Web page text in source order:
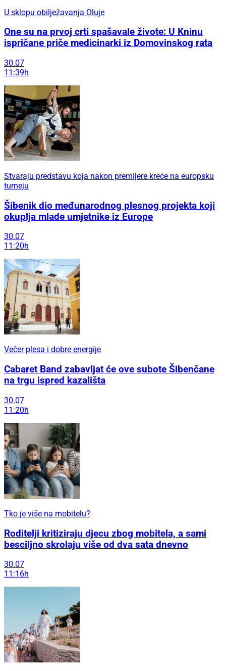
U sklopu obilježavanja Oluje
One su na prvoj crti spašavale živote: U Kninu
ispričane priče medicinarki iz Domovinskog rata
30.07
11:39h
Stvaraju predstavu koja nakon premijere kreće na europsku
turneju
Šibenik dio međunarodnog plesnog projekta koji
okuplja mlade umjetnike iz Europe
30.07
11:20h
Večer plesa i dobre energije
Cabaret Band zabavljat će ove subote Šibenčane
na trgu ispred kazališta
30.07
11:20h
Tko je više na mobitelu?
Roditelji kritiziraju djecu zbog mobitela, a sami
besciljno skrolaju više od dva sata dnevno
30.07
11:16h